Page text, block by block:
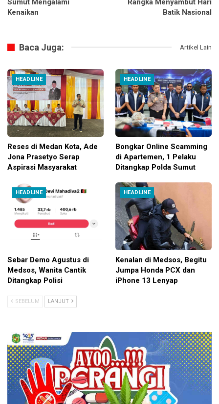
Sumut Mengalami
Kenaikan
Rangka Menyambut Hari
Batik Nasional
Baca Juga: Artikel Lain
HEADLINE
Reses di Medan Kota, Ade
Jona Prasetyo Serap
Aspirasi Masyarakat
HEADLINE
Bongkar Online Scamming
di Apartemen, 1 Pelaku
Ditangkap Polda Sumut
HEADLINE
Sebar Demo Agustus di
Medsos, Wanita Cantik
Ditangkap Polisi
HEADLINE
Kenalan di Medsos, Begitu
Jumpa Honda PCX dan
iPhone 13 Lenyap
SEBELUM LANJUT